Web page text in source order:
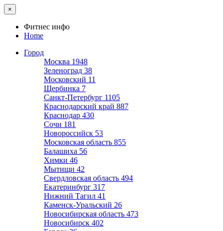
×
Фитнес инфо
Home
Город
Москва 1948
Зеленоград 38
Московский 11
Щербинка 7
Санкт-Петербург 1105
Краснодарский край 887
Краснодар 430
Сочи 181
Новороссийск 53
Московская область 855
Балашиха 56
Химки 46
Мытищи 42
Свердловская область 494
Екатеринбург 317
Нижний Тагил 41
Каменск-Уральский 26
Новосибирская область 473
Новосибирск 402